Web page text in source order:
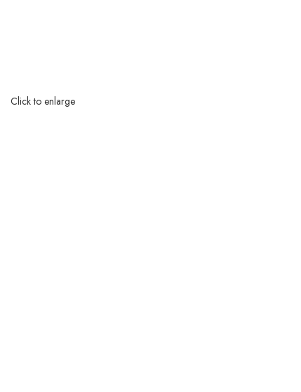
Click to enlarge